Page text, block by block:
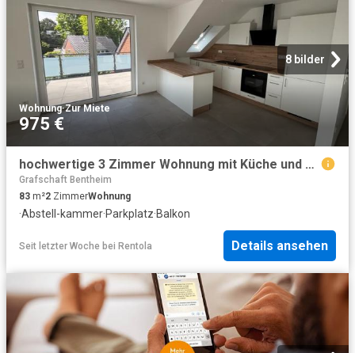
8 bilder
Wohnung·Zur Miete
975 €
hochwertige 3 Zimmer Wohnung mit Küche und Stellplatz in Rheine Eschendorf zur Miete! – Volksbank Immobilien Münsterland GmbH
Grafschaft Bentheim
83 m²2 ZimmerWohnung
·Abstell-kammer·Parkplatz·Balkon
Seit letzter Woche bei Rentola Details ansehen